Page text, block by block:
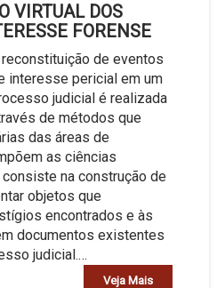
VIRTUAL DOS
FORENSE
reconstituição de eventos
interesse pericial em um
judicial é realizada
de métodos que
das áreas de
as ciências
na construção de
objetos que
encontrados e às
documentos existentes
judicial.…
Veja Mais